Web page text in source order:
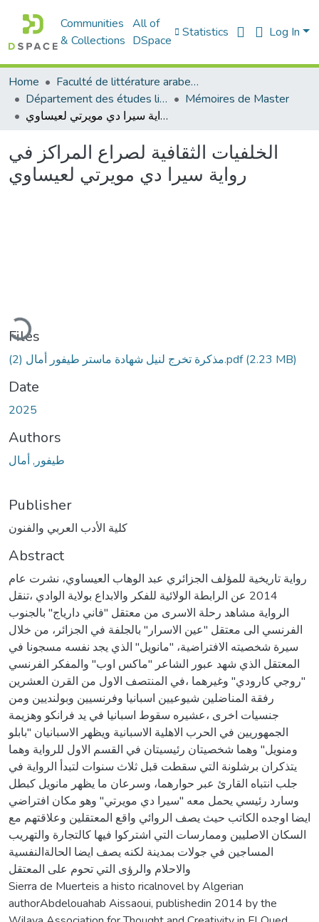
Communities
& Collections
All of
DSpace
Statistics Log In
Home
Faculté de littérature arabe et des arts
Département des études littéraires et critiques
Mémoires de Master
الخلفيات الثقافية لصراع المراكز في رواية سيرا دي مويرتي لعيساوي
الخلفيات الثقافية لصراع المراكز في
رواية سيرا دي مويرتي لعيساوي
Files
مذكرة تخرج لنيل شهادة ماستر طيفور أمال (2).pdf(2.23 MB)
Date
2025
Authors
طيفور, أمال
Publisher
كلية الأدب العربي والفنون
Abstract
رواية تاريخية للمؤلف الجزائري عبد الوهاب العيساوي، نشرت عام
2014 عن الرابطة الولائية للفكر والابداع بولاية الوادي ،تنقل
الرواية مشاهد رحلة الاسرى من معتقل "فاني دارياج" بالجنوب
الفرنسي الى معتقل "عين الاسرار" بالجلفة في الجزائر، من خلال
سيرة شخصيته الافتراضية، "مانويل" الذي يجد نفسه مسجونا في
المعتقل الذي شهد عبور الشاعر "ماكس اوب" والمفكر الفرنسي
"روجي كارودي" وغيرهما ،في المنتصف الاول من القرن العشرين
رفقة المناضلين شيوعيين اسبانيا وفرنسيين وبولنديين ومن
جنسيات اخرى ،عشيره سقوط اسبانيا في يد فرانكو وهزيمة
الجمهوريين في الحرب الاهلية الاسبانية ويظهر الاسبانيان "بابلو
ومنويل" وهما شخصيتان رئيسيتان في القسم الاول للرواية وهما
يتذكران برشلونة التي سقطت قبل ثلاث سنوات لتبدأ الرواية في
جلب انتباه القارئ عبر حوارهما، وسرعان ما يظهر مانويل كبطل
وسارد رئيسي يحمل معه "سيرا دي مويرتي" وهو مكان افتراضي
ايضا اوجده الكاتب حيث يصف الروائي واقع المعتقلين وعلاقتهم مع
السكان الاصليين وممارسات التي اشتركوا فيها كالتجارة والتهريب
المساجين في جولات بمدينة لكنه يصف ايضا الحالةالنفسية
والاحلام والرؤى التي تحوم على المعتقل
Sierra de Muerteis a histo ricalnovel by Algerian
authorAbdelouahab Aissaoui, publishedin 2014 by the